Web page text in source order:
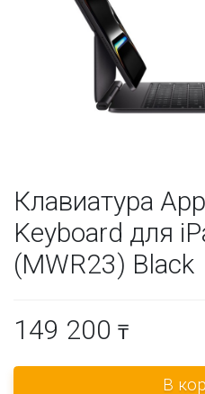
Клавиатура
Keyboard для
(MWR23) Black
149 200 ₸